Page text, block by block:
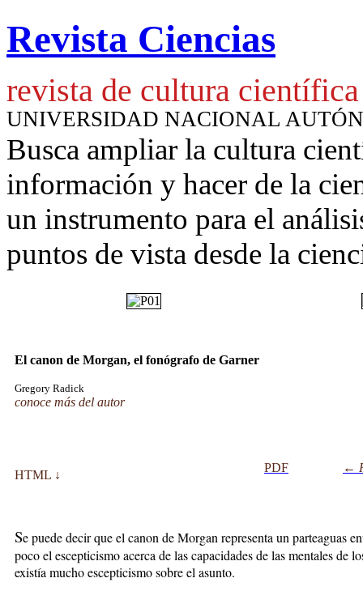
Revista Ciencias
revista de cultura científica
UNIVERSIDAD NACIONAL
Busca ampliar la cultura
información y hacer de la
un instrumento para el
puntos de vista desde la
El canon de Morgan, el fonógrafo de Garner
Gregory Radick
conoce más del autor
HTML ↓
PDF ←
Se puede decir que el canon de Morgan representa un parteaguas
poco el escepticismo acerca de las capacidades de las mentales de
existía mucho escepticismo sobre el asunto.